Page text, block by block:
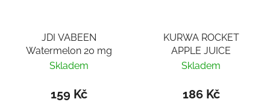
JDI VABEEN
Watermelon 20 mg
Skladem
159 Kč
KURWA ROCKET
APPLE JUICE
Skladem
186 Kč